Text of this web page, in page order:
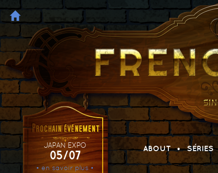
JAPAN EXPO
05/07
• en savoir plus •
ABOUT SÉRIES